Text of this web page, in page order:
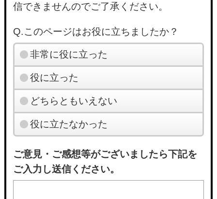
信できませんのでご了承ください。
Q.このページはお役に立ちましたか？
非常に役に立った
役に立った
どちらともいえない
役に立たなかった
ご意見・ご感想等がございましたら下記を
ご入力し送信ください。